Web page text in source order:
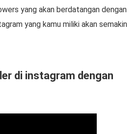
yang akan berdatangan dengan
yang kamu miliki akan semakin
di instagram dengan